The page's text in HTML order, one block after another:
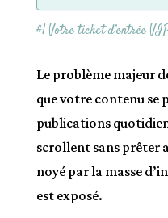
#1 Votre ticket d’entrée
Le problème majeur
que votre contenu se
publications
scrollent sans prêter
noyé par la masse
est exposé.